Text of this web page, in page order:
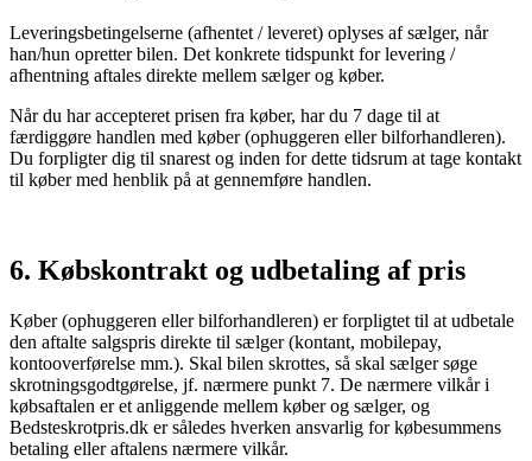
Leveringsbetingelserne (afhentet / leveret) oplyses af sælger, når
han/hun opretter bilen. Det konkrete tidspunkt for levering /
afhentning aftales direkte mellem sælger og køber.
Når du har accepteret prisen fra køber, har du 7 dage til at
færdiggøre handlen med køber (ophuggeren eller bilforhandleren).
Du forpligter dig til snarest og inden for dette tidsrum at tage kontakt
til køber med henblik på at gennemføre handlen.
6. Købskontrakt og udbetaling af pris
Køber (ophuggeren eller bilforhandleren) er forpligtet til at udbetale
den aftalte salgspris direkte til sælger (kontant, mobilepay,
kontooverførelse mm.). Skal bilen skrottes, så skal sælger søge
skrotningsgodtgørelse, jf. nærmere punkt 7. De nærmere vilkår i
købsaftalen er et anliggende mellem køber og sælger, og
Bedsteskrotpris.dk er således hverken ansvarlig for købesummens
betaling eller aftalens nærmere vilkår.